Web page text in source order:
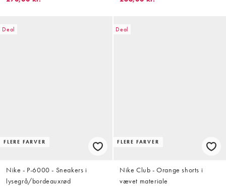
Deal
FLERE FARVER
Nike - P-6000 - Sneakers i
lysegrå/bordeauxrød
Deal
FLERE FARVER
Nike Club - Orange shorts i
vævet materiale